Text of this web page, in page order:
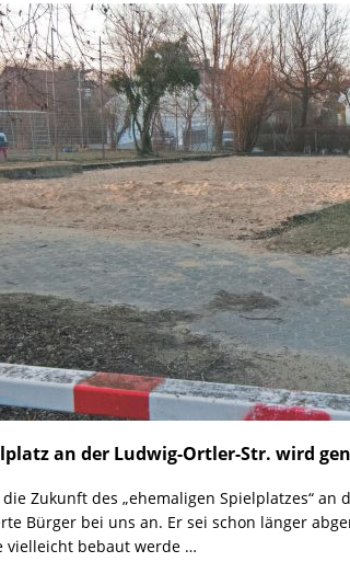
an der Ludwig-Ortler-Str. wird
Zukunft des „ehemaligen Spielplatzes“
Bürger bei uns an. Er sei schon länger
vielleicht bebaut werde …